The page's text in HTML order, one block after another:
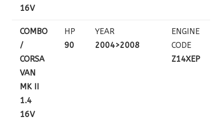
16V
COMBO
/
CORSA
VAN
MK II
1.4
16V
HP
90
YEAR
2004>2008
ENGINE
CODE
Z14XEP